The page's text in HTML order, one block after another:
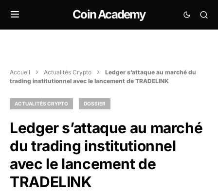
Coin Academy
Accueil Actualités Crypto
Ledger s’attaque au marché du
trading institutionnel avec le lancement de TRADELINK
ACTUALITÉS CRYPTO DOSSIER
Ledger s’attaque au marché
du trading institutionnel
avec le lancement de
TRADELINK